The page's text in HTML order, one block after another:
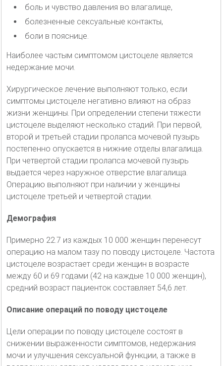
боль и чувство давления во влагалище,
болезненные сексуальные контакты,
боли в пояснице.
Наиболее частым симптомом цистоцеле является
недержание мочи.
Хирургическое лечение выполняют только, если
симптомы цистоцеле негативно влияют на образ
жизни женщины. При определении степени тяжести
цистоцеле выделяют несколько стадий. При первой,
второй и третьей стадии пролапса мочевой пузырь
постепенно опускается в нижние отделы влагалища.
При четвертой стадии пролапса мочевой пузырь
выдается через наружное отверстие влагалища.
Операцию выполняют при наличии у женщины
цистоцеле третьей и четвертой стадии.
Демография
Примерно 22.7 из каждых 10 000 женщин перенесут
операцию на малом тазу по поводу цистоцеле. Частота
цистоцеле возрастает среди женщин в возрасте
между 60 и 69 годами (42 на каждые 10 000 женщин),
средний возраст пациенток составляет 54,6 лет.
Описание операций по поводу цистоцеле
Цели операции по поводу цистоцеле состоят в
снижении выраженности симптомов, недержания
мочи и улучшения сексуальной функции, а также в